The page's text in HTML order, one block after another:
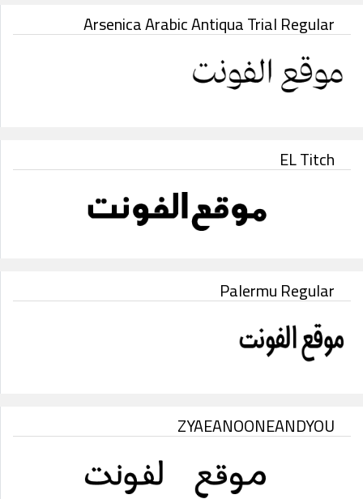
Arsenica Arabic Antiqua Trial Regular
EL Titch
Palermu Regular
ZYAEANOONEANDYOU